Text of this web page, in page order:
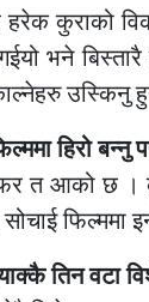
कुराको
भने
उस्किनु
हिरो
त आको छ ।
फिल्ममा
तिन वटा